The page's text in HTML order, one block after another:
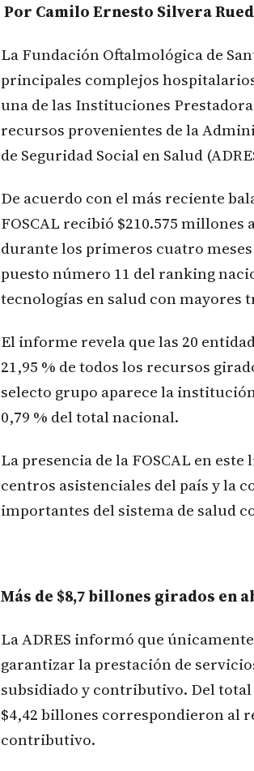
Por Camilo Ernesto Silvera
La Fundación Oftalmológica de
principales complejos
una de las Instituciones
recursos provenientes de la
de Seguridad Social en Salud
De acuerdo con el más reciente
FOSCAL recibió $210.575
durante los primeros cuatro
puesto número 11 del ranking
tecnologías en salud con mayores
El informe revela que las 20
21,95 % de todos los recursos
selecto grupo aparece la
0,79 % del total nacional.
La presencia de la FOSCAL en
centros asistenciales del país y la
importantes del sistema de salud
Más de $8,7 billones girados en
La ADRES informó que
garantizar la prestación de
subsidiado y contributivo. Del
$4,42 billones correspondieron al
contributivo.